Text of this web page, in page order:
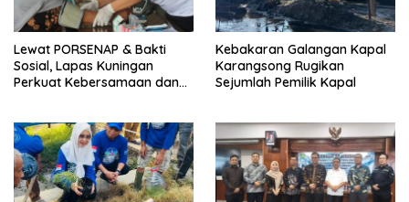
Lewat PORSENAP & Bakti
Sosial, Lapas Kuningan
Perkuat Kebersamaan dan
Kebakaran Galangan Kapal
Karangsong Rugikan
Sejumlah Pemilik Kapal